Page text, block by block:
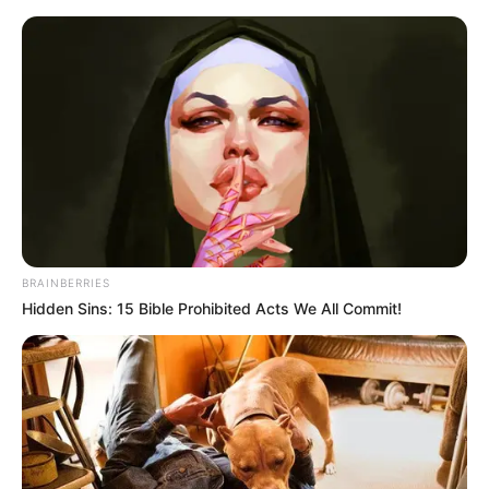
„Nosferatu” trafił do VOD! Wersją
rozszerzoną będziecie BARDZO
rozczarowani
21 stycznia 2025
BRAINBERRIES
Hidden Sins: 15 Bible Prohibited Acts We All Commit!